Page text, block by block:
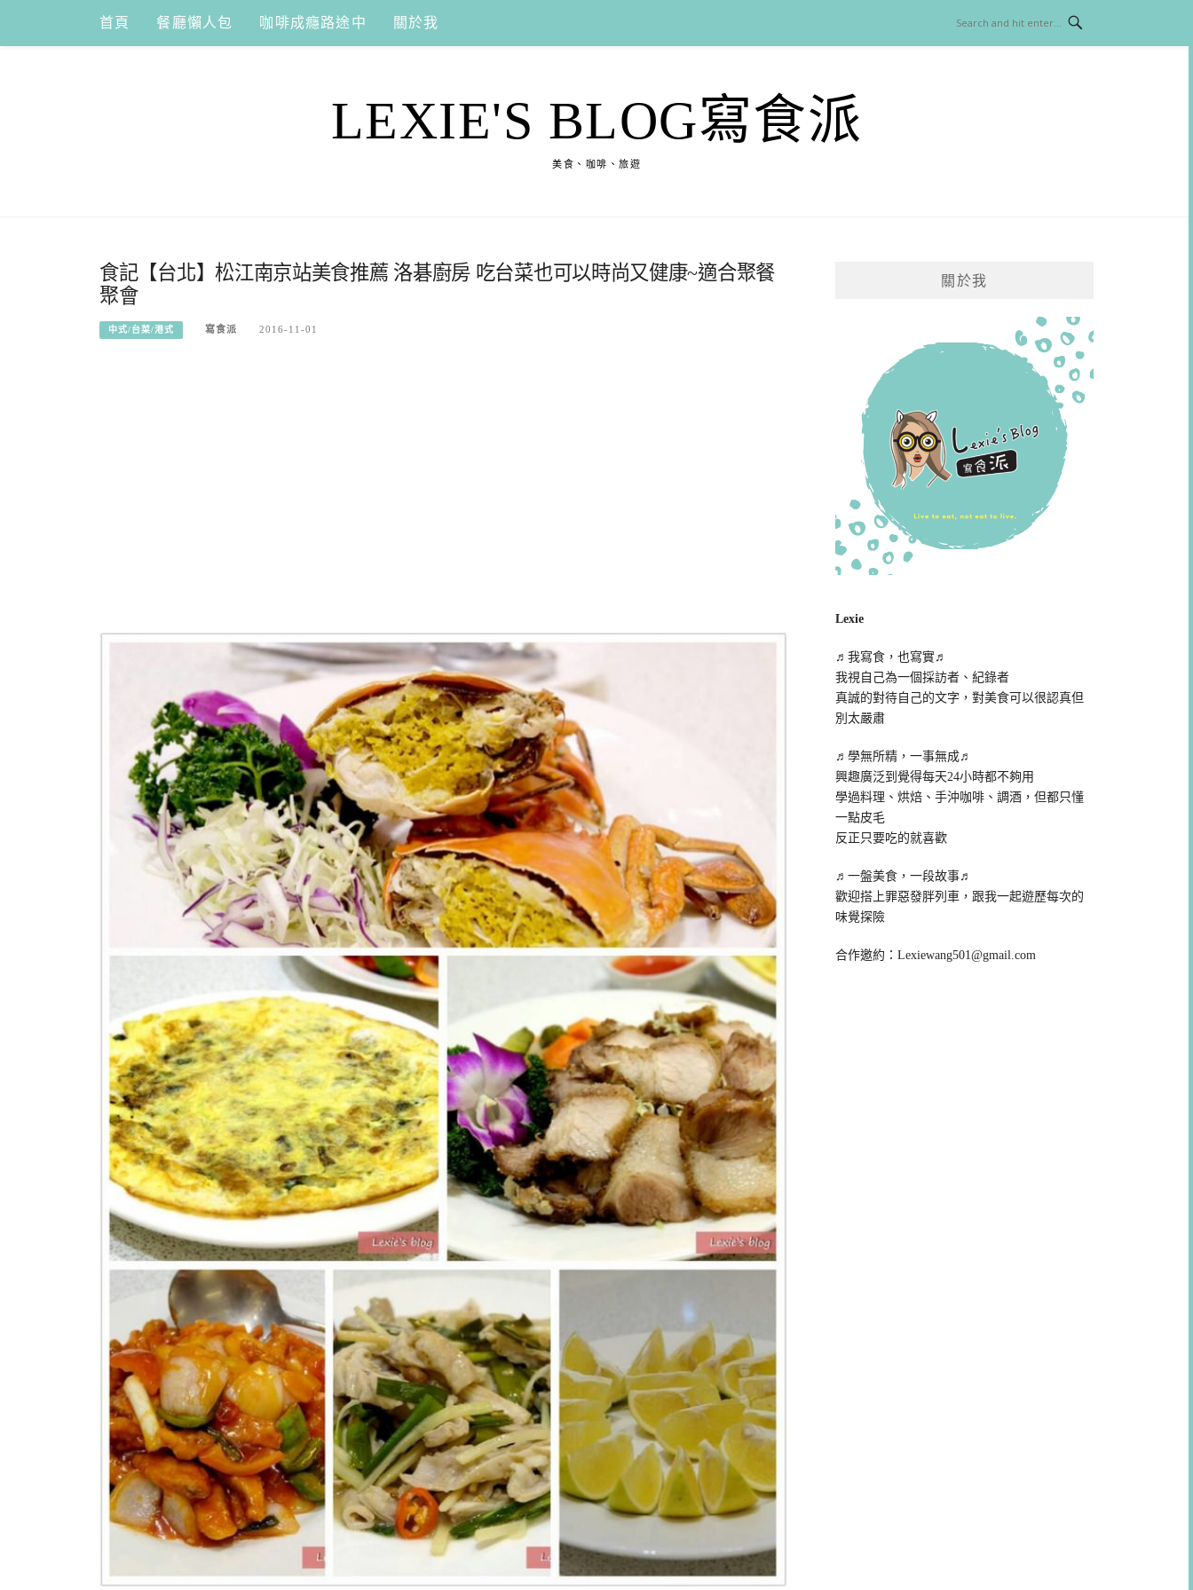
content
首頁 餐廳懶人包 咖啡成癮路途中 關於我
LEXIE'S BLOG寫食派
美食、咖啡、旅遊
食記【台北】松江南京站美食推薦 洛碁廚房 吃台菜也可以時尚又健康~適合聚餐
聚會
中式/台菜/港式 寫食派 2016-11-01
關於我
Lexie
♬我寫食，也寫實♬
我視自己為一個採訪者、紀錄者
真誠的對待自己的文字，對美食可以很認真但
別太嚴肅
♬學無所精，一事無成♬
興趣廣泛到覺得每天24小時都不夠用
學過料理、烘焙、手沖咖啡、調酒，但都只懂
一點皮毛
反正只要吃的就喜歡
♬一盤美食，一段故事♬
歡迎搭上罪惡發胖列車，跟我一起遊歷每次的
味覺探險
合作邀約：Lexiewang501@gmail.com